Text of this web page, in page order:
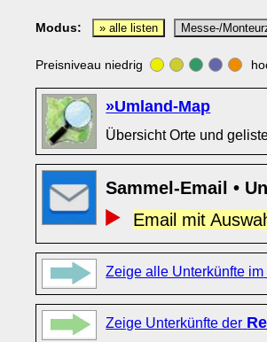
Modus: » alle listen Messe-/
Preisniveau niedrig
»Umland-Map
Übersicht Orte und
Sammel-Email •
Email mit
Zeige alle Unterkünfte im
Zeige Unterkünfte der